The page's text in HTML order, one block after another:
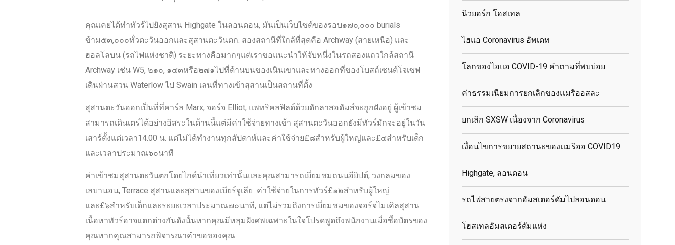
คุณเคยได้ทำทัวร์ไปยังสุสาน Highgate ในลอนดอน, มันเป็นเว็บไซต์ของรอบ๑๗๐,๐๐๐ burials
ข้าม๕๓,๐๐๐ทั่วตะวันออกและสุสานตะวันตก. สองสถานีที่ใกล้ที่สุดคือ Archway (สายเหนือ) และ
ฮอลโลบน (รถไฟแห่งชาติ) ระยะทางคือมากๆแต่เราขอแนะนำให้จับหนึ่งในรถสองแถวใกล้สถานี
Archway เช่น W5, ๒๑๐, ๑๔๓หรือ๒๗๑ไปที่ด้านบนของเนินเขาและทางออกที่ของโบสถ์เซนต์โจเซฟ
เดินผ่านสวน Waterlow ไป Swain เลนที่ทางเข้าสุสานเป็นสถานที่ตั้ง
สุสานตะวันออกเป็นที่ที่คาร์ล Marx, จอร์จ Elliot, แพทริคลฟิลด์ด้วยดักลาสอดัมส์จะถูกฝังอยู่ ผู้เข้าชม
สามารถเดินเตร่ได้อย่างอิสระในด้านนี้แต่มีค่าใช้จ่ายทางเข้า สุสานตะวันออกยังมีทัวร์มักจะอยู่ในวัน
เสาร์ตั้งแต่เวลา14.00 น. แต่ไม่ได้ทำงานทุกสัปดาห์และค่าใช้จ่าย£๘สำหรับผู้ใหญ่และ£๔สำหรับเด็ก
และเวลาประมาณ๖๐นาที
ค่าเข้าชมสุสานตะวันตกโดยไกด์นำเที่ยวเท่านั้นและคุณสามารถเยี่ยมชมถนนอียิปต์, วงกลมของ
เลบานอน, Terrace สุสานและสุสานของเบียร์จูเลีย ค่าใช้จ่ายในการทัวร์£๑๒สำหรับผู้ใหญ่
และ£๖สำหรับเด็กและระยะเวลาประมาณ๗๐นาที, แต่ไม่รวมถึงการเยี่ยมชมของจอร์จไมเคิลสุสาน.
เนื้อหาทัวร์อาจแตกต่างกันดังนั้นหากคุณมีหลุมฝังศพเฉพาะในใจโปรดพูดถึงพนักงานเมื่อซื้อบัตรของ
คุณหากคุณสามารถพิจารณาคำขอของคุณ
นิวยอร์ก โฮสเทล
ไฮแอ Coronavirus อัพเดท
โลกของไฮแอ COVID-19 คำถามที่พบบ่อย
ค่าธรรมเนียมการยกเลิกของแมริออสละ
ยกเลิก SXSW เนื่องจาก Coronavirus
เงื่อนไขการขยายสถานะของแมริออ COVID19
Highgate, ลอนดอน
รถไฟสายตรงจากอัมสเตอร์ดัมไปลอนดอน
โฮสเทลอัมสเตอร์ดัมแห่ง